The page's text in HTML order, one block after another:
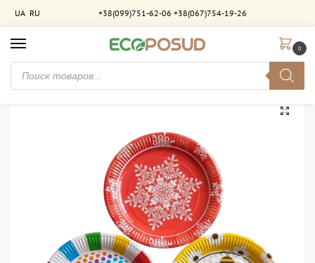
UA RU +38(099)751-62-06 +38(067)754-19-26
0
Главная / Брендирование Тарелка бумажная 23 см с индивидуальным дизайном